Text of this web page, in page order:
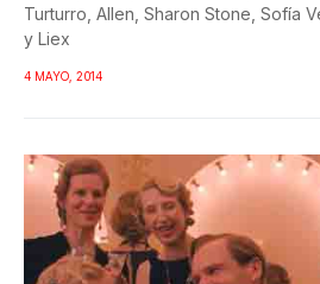
Turturro, Allen, Sharon Stone, Sofía
y Liex
4 MAYO, 2014